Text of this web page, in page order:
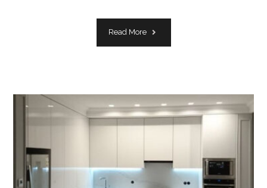
Read More